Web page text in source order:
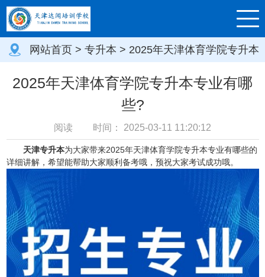
网站首页 > 专升本 > 2025年天津体育学院专升本
专业有哪些?
2025年天津体育学院专升本专业有哪
些?
阅读 时间： 2025-03-11 11:20:12
天津专升本为大家带来2025年天津体育学院专升本专业有哪些的
详细讲解，希望能帮助大家顺利备考哦，预祝大家考试成功哦。